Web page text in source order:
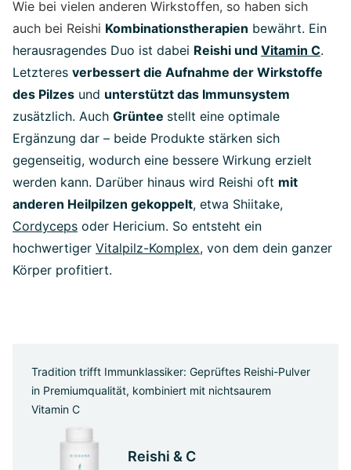
Wie bei vielen anderen Wirkstoffen, so haben sich
auch bei Reishi Kombinationstherapien bewährt. Ein
herausragendes Duo ist dabei Reishi und Vitamin C.
Letzteres verbessert die Aufnahme der Wirkstoffe
des Pilzes und unterstützt das Immunsystem
zusätzlich. Auch Grüntee stellt eine optimale
Ergänzung dar – beide Produkte stärken sich
gegenseitig, wodurch eine bessere Wirkung erzielt
werden kann. Darüber hinaus wird Reishi oft mit
anderen Heilpilzen gekoppelt, etwa Shiitake,
Cordyceps oder Hericium. So entsteht ein
hochwertiger Vitalpilz-Komplex, von dem dein ganzer
Körper profitiert.
Tradition trifft Immunklassiker: Geprüftes Reishi-Pulver
in Premiumqualität, kombiniert mit nichtsaurem
Vitamin C
Reishi & C